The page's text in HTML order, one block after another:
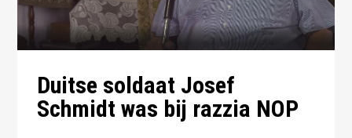
Duitse soldaat Josef
Schmidt was bij razzia NOP